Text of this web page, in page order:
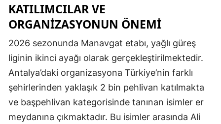
Trabzon
Tunceli
Şanlıurfa
KATILIMCILAR VE
ORGANIZASYONUN ÖNEMI
2026 sezonunda Manavgat etabı, yağlı güreş
liginin ikinci ayağı olarak gerçekleştirilmektedir.
Antalya’daki organizasyona Türkiye’nin farklı
şehirlerinden yaklaşık 2 bin pehlivan katılmakta
ve başpehlivan kategorisinde tanınan isimler er
meydanına çıkmaktadır. Bu isimler arasında Ali